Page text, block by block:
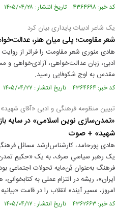
کد خبر: ۴۳۶۴۶۹۸ تاریخ انتشار : ۱۴۰۵/۰۴/۲۸
یک شاعر ادبیات پایداری بیان کرد
شعر مقاومت؛ پلی میان هنر،
هادی منوری شعر مقاومت را فراتر از
ادبی، زبان عدالت‌خواهی، آزادی‌خواهی و
مقدس به اوج شکوفایی رسید.
کد خبر: ۴۳۶۴۶۶۴ تاریخ انتشار : ۱۴۰۵/۰۴/۲۷
تبیین منظومه فرهنگی و ادبی «آقای شهید»
«تمدن‌سازی نوین اسلامی» در سایه
شهید» + صوت
هادی پورحامد، کارشناس‌ارشد مسائل
یک رهبر سیاسیِ صرف، به یک «حکیمِ
فرهنگ به‌عنوان بُن‌مایه تحولات اجتماعی
ایران»، ریشه در التزام عملی به
امروز، مسیر آینده‌ انقلاب را در قامت
کد خبر: ۴۳۶۲۶۶۳ تاریخ انتشار : ۱۴۰۵/۰۴/۱۷